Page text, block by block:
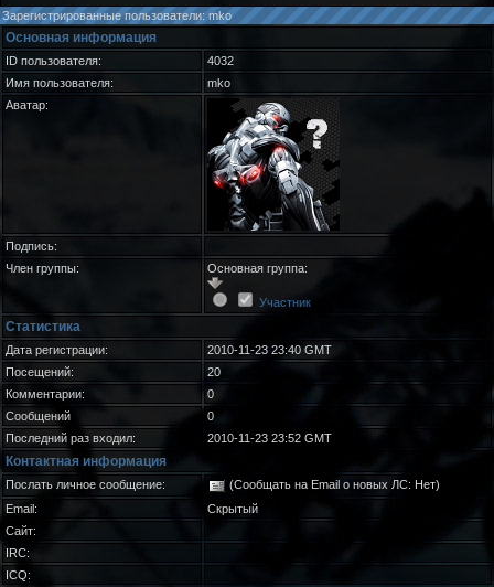
Зарегистрированные пользователи: mko
Основная информация
ID пользователя:
4032
Имя пользователя:
mko
Аватар:
Подпись:
Член группы:
Основная группа:
Участник
Статистика
Дата регистрации:
2010-11-23 23:40 GMT
Посещений:
20
Комментарии:
0
Сообщений
0
Последний раз входил:
2010-11-23 23:52 GMT
Контактная информация
Послать личное сообщение:
(Сообщать на Email о новых ЛС: Нет)
Email:
Скрытый
Сайт:
IRC:
ICQ: